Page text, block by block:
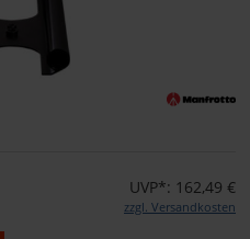
UVP*: 162,49 €
zzgl. Versandkosten